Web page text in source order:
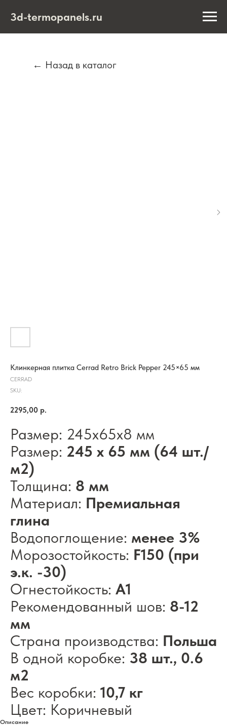
3d-termopanels.ru
← Назад в каталог
Клинкерная плитка Cerrad Retro Brick Pepper 245×65 мм
CERRAD
SKU:
2295,00 р.
Размер: 245х65х8 мм
Размер: 245 x 65 мм (64 шт./
м2)
Толщина: 8 мм
Материал: Премиальная
глина
Водопоглощение: менее 3%
Морозостойкость: F150 (при
э.к. -30)
Огнестойкость: А1
Рекомендованный шов: 8-12
мм
Страна производства: Польша
В одной коробке: 38 шт., 0.6
м2
Вес коробки: 10,7 кг
Цвет: Коричневый
Описание